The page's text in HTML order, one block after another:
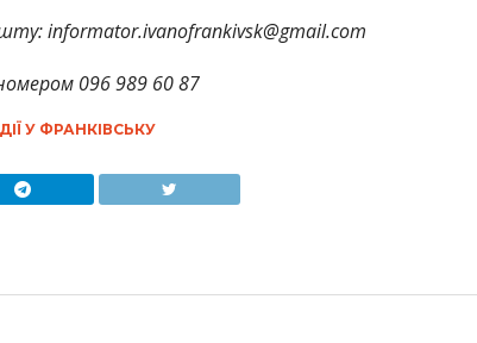
informator.ivanofrankivsk@gmail.com
096 989 60 87
У ФРАНКІВСЬКУ